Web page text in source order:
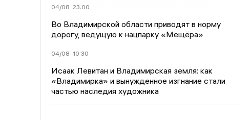
04/08 23:00
Во Владимирской области приводят в норму
дорогу, ведущую к нацпарку «Мещёра»
04/08 10:30
Исаак Левитан и Владимирская земля: как
«Владимирка» и вынужденное изгнание стали
частью наследия художника